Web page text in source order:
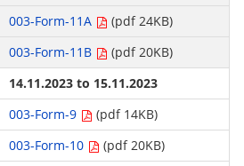
003-Form-11A
(pdf 24KB)
003-Form-11B
(pdf 20KB)
14.11.2023 to 15.11.2023
003-Form-9
(pdf 14KB)
003-Form-10
(pdf 20KB)